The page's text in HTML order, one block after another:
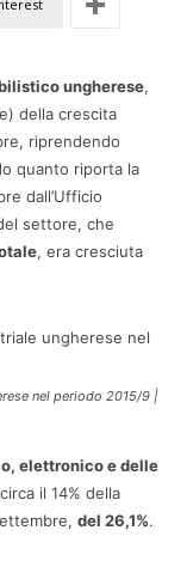
ungherese,
della crescita
riprendendo
quanto riporta la
dall’Ufficio
settore, che
, era cresciuta
nel periodo 2015/9 |
elettronico e delle
il 14% della
del 26,1%.